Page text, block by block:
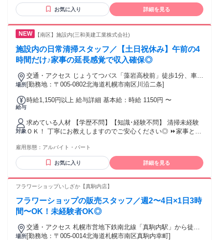
を有効活用したい方 ・久しぶりに社会復帰を目指す方 ・扶養
内勤務で無理なく働きたい方 ・こどもと関わることが好きな
学童保育の経験がなくても全く問題ありません。自身の経験
にもとづく気づきや「やってみたい」という気持ちを何より
も歓迎いたします。
お気に入り 詳細を見る
【南区】施設内(三和美建工業株式会社)
施設内の日常清掃スタッフ／【土日祝休み】午前の4
時間だけ♪家事の延長感覚で収入確保◎
場所
交通・アクセス じょうてつバス「藻岩高校前」徒歩1分、車通
勤OK
[勤務地：〒005-0802北海道札幌市南区川沿二条]
給与
時給1,150円以上 給与詳細 基本給：時給 1150円 〜
対象
求めている人材 【学歴不問】【知識･経験不問】 清掃未経験
ＯＫ！ 丁寧にお教えしますのでご安心ください◎ ⏩家事と両
まだまだ働きたいシニア世代 ⏩午後からは別の仕事をする方
など、さまざまな方が活躍中！！ あなたが無理なく働けるよ
う、 環境を整えてお待ちしております！ 未経験の方もしっか
雇用形態： アルバイト・パート
お気に入り 詳細を見る
フラワーショップいしざか【真駒内店】
フラワーショップの販売スタッフ／週2〜4日×1日3時
間〜OK！未経験者OK◎
場所
交通・アクセス 札幌市営地下鉄南北線「真駒内駅」から徒歩8
分
[勤務地：〒005-0014北海道札幌市南区真駒内幸町]